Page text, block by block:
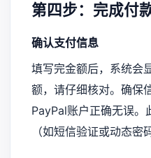
第四步：完成付
确认支付信息
填写完金额后，系统会
额，请仔细核对。确保
PayPal账户正确无误。
（如短信验证或动态密